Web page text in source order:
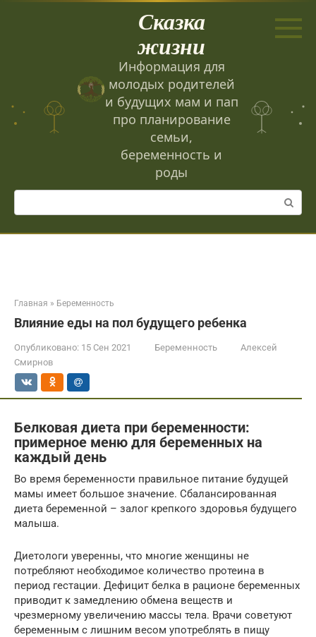
Сказка
жизни
Информация для
молодых родителей
и будущих мам и пап
про планирование
семьи,
беременность и
роды
Поиск:
Главная » Беременность
Влияние еды на пол будущего ребенка
Опубликовано: 15 Сен 2021 Беременность
Алексей
Смирнов
Белковая диета при беременности:
примерное меню для беременных на
каждый день
Во время беременности правильное питание будущей
мамы имеет большое значение. Сбалансированная
диета беременной – залог крепкого здоровья будущего
малыша.
Диетологи уверенны, что многие женщины не
потребляют необходимое количество протеина в
период гестации. Дефицит белка в рационе беременных
приводит к замедлению обмена веществ и
чрезмерному увеличению массы тела. Врачи советуют
беременным с лишним весом употреблять в пищу